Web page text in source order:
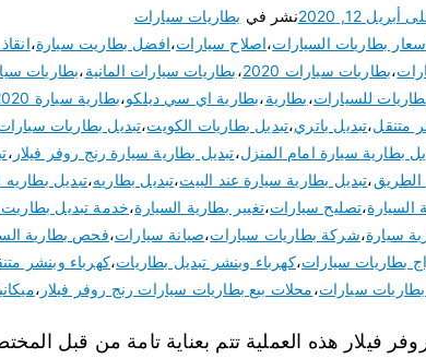
أبريل 12, 2020 نشر في بطاريات سيارات
بطاريات السيارات،اصلاح سيارات،افضل بطاريت سيارة،
،بطاريات سيارات 2020 ،بطاريات سيارات المانية،بطاريات
للسيارات،بطارية،بطارية اي سي ديلكو،بطارية سيارة 2020
متنقل،تبديل باتري،تبديل بطاريات الكويت،تبديل بطاريات
بطارية سيارة امام المنزل،تبديل بطارية سيارة رنج روفر فيلار ،
الطريق،تبديل بطارية سيارة عند البيت،تبديل بطاريه،تبديل بطاريه
السيارة،تصليح سيارات،تغيير بطارية السيارة،خدمة تبديل بطاريت
سيارة،شركة بطاريات سيارات،صيانة سيارات،فحص بطارية
بطاريات سيارات،كهرباء وبنشر تبديل بطاريات،كهرباء وبنشر
سيارات،محلات بيع بطاريات سيارات رنج روفر فيلار ،
فيلار هذه العملية تتم بعناية تامة من قبل